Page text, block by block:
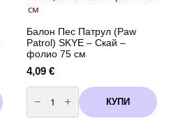
фолио
72
см
Балон Пес Патрул (Paw
Patrol) SKYE – Скай –
фолио 75 см
4,09 €
количество
за
Балон
Пес
КУПИ